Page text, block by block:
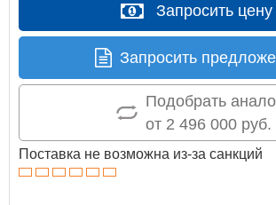
Запросить цену
Запросить
Подобрать
от 2 496 000 руб.
Поставка не возможна из-за санкций